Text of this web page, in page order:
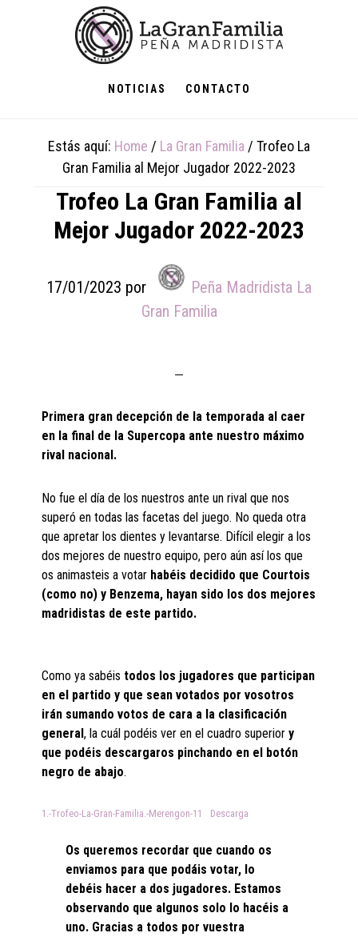
NOTICIAS CONTACTO
Estás aquí: Home / La Gran Familia / Trofeo La
Gran Familia al Mejor Jugador 2022-2023
Trofeo La Gran Familia al
Mejor Jugador 2022-2023
17/01/2023 por
Peña Madridista La
Gran Familia
Primera gran decepción de la temporada al caer
en la final de la Supercopa ante nuestro máximo
rival nacional.
No fue el día de los nuestros ante un rival que nos
superó en todas las facetas del juego. No queda otra
que apretar los dientes y levantarse. Difícil elegir a los
dos mejores de nuestro equipo, pero aún así los que
os animasteis a votar habéis decidido que Courtois
(como no) y Benzema, hayan sido los dos mejores
madridistas de este partido.
Como ya sabéis todos los jugadores que participan
en el partido y que sean votados por vosotros
irán sumando votos de cara a la clasificación
general, la cuál podéis ver en el cuadro superiory
que podéis descargaros pinchando en el botón
negro de abajo.
1.-Trofeo-La-Gran-Familia.-Merengon-11 Descarga
Os queremos recordar que cuando os
enviamos para que podáis votar, lo
debéis hacer a dos jugadores. Estamos
observando que algunos solo lo hacéis a
uno. Gracias a todos por vuestra